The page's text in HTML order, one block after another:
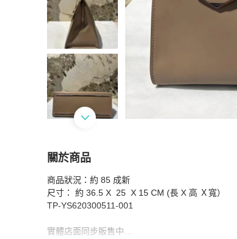
關於商品
關於Balenciaga手提兩用包
商品狀況：約 85 成新
尺寸： 約 36.5 X  25  X 15 CM (長 X 高 Ｘ寬）
TP-YS620300511-001
實體店面同步販售中